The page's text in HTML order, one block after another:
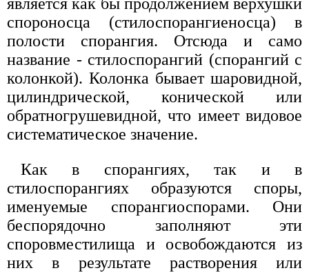
спороносца (стилоспорангиеносца) в
полости спорангия. Отсюда и само
название - стилоспорангий (спорангий с
колонкой). Колонка бывает шаровидной,
цилиндрической, конической или
обратногрушевидной, что имеет видовое
систематическое значение.
Как в спорангиях, так и в
стилоспорангиях образуются споры,
именуемые спорангиоспорами. Они
беспорядочно заполняют эти
споровместилища и освобождаются из
них в результате растворения или